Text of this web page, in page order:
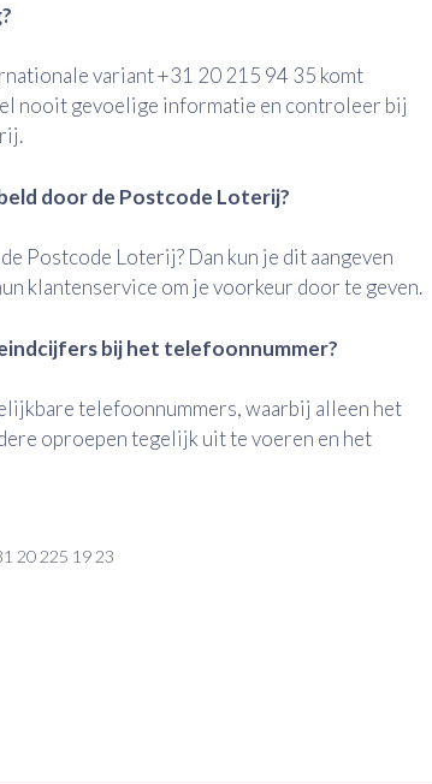
variant +31 20 215 94 35 komt
nooit gevoelige informatie en controleer bij
door de Postcode Loterij?
Postcode Loterij? Dan kun je dit aangeven
klantenservice om je voorkeur door te geven.
bij het telefoonnummer?
telefoonnummers, waarbij alleen het
oproepen tegelijk uit te voeren en het
20 225 19 23